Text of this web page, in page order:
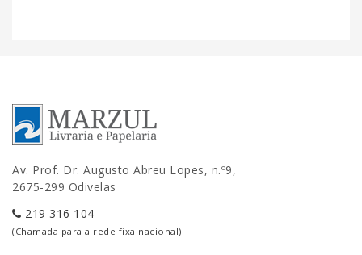
Av. Prof. Dr. Augusto Abreu Lopes, n.º9,
2675-299 Odivelas
219 316 104
(Chamada para a rede fixa nacional)